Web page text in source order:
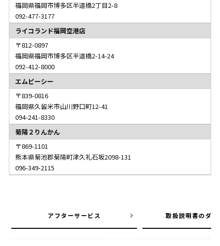
福岡県福岡市博多区半道橋2丁目2-8
092-477-3177
ライコランド福岡空港店
812-0897
福岡県福岡市博多区半道橋2-14-24
092-412-8000
エムピーシー
839-0816
福岡県久留米市山川野口町12-41
094-241-8330
菊陽２りんかん
869-1101
熊本県菊池郡菊陽町津久礼石坂2098-131
096-349-2115
アフターサービス 取扱説明書のダ